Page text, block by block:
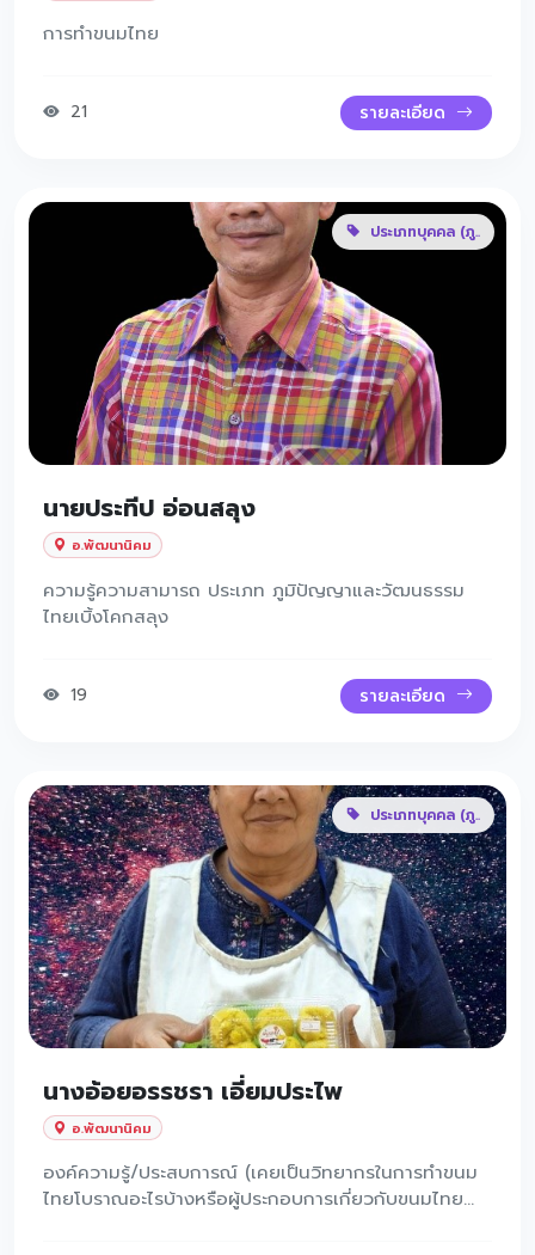
การทำขนมไทย
21 รายละเอียด
ประเภทบุคคล (ภู..
นายประทีป อ่อนสลุง
อ.พัฒนานิคม
ความรู้ความสามารถ ประเภท ภูมิปัญญาและวัฒนธรรม
ไทยเบิ้งโคกสลุง
19 รายละเอียด
ประเภทบุคคล (ภู..
นางอ้อยอรรชรา เอี่ยมประไพ
อ.พัฒนานิคม
องค์ความรู้/ประสบการณ์ (เคยเป็นวิทยากรในการทำขนม
ไทยโบราณอะไรบ้างหรือผู้ประกอบการเกี่ยวกับขนมไทย